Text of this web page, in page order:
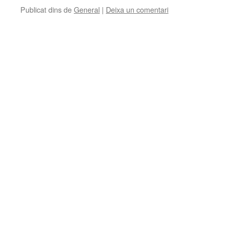
Publicat dins deGeneral | Deixa un comentari